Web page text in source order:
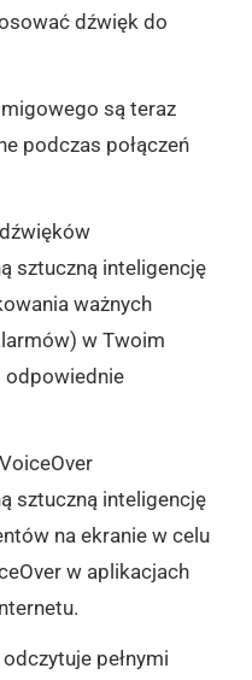
dźwięk do
są teraz
podczas połączeń
sztuczną inteligencję
ważnych
w Twoim
odpowiednie
sztuczną inteligencję
na ekranie w celu
w aplikacjach
pełnymi